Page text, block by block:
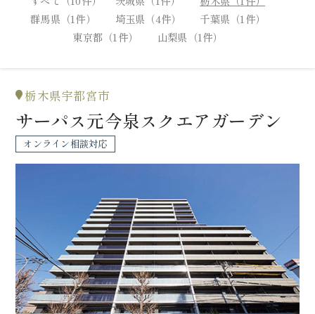
群馬県（1件）
埼玉県（4件）
千葉県（1件）
東京都（1件）
山梨県（1件）
栃木県宇都宮市
サーパス元今泉スクエアガーデン
オンライン相談対応